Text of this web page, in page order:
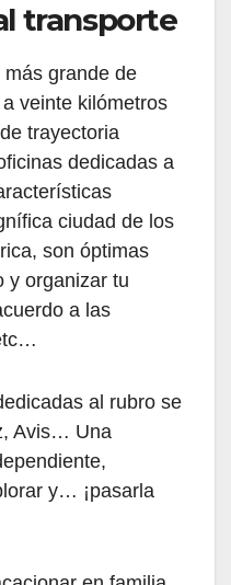
transporte
grande de
veinte kilómetros
trayectoria
dedicadas a
ciudad de los
son óptimas
y organizar tu
a las
al rubro se
Avis… Una
y… ¡pasarla